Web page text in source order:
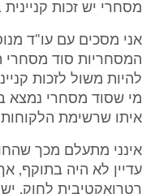
מסחרי יש זכות
אני מסכים עם עו"ד
המסחריות סוד מסחרי
להיות משול לזכות
מי שסוד מסחרי נמצא
איתו שרשימת
עדיין לא היה בתוקף,
רטרואקטיבית לחוק,